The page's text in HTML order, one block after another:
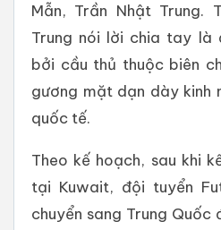
Mẫn, Trần Nhật Trung.
Trung nói lời chia tay là
bởi cầu thủ thuộc biên
gương mặt dạn dày kinh
quốc tế.
Theo kế hoạch, sau khi
tại Kuwait, đội tuyển
chuyển sang Trung Quốc